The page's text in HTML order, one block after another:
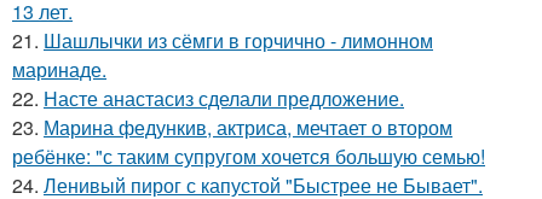
13 лет.
21. Шашлычки из сёмги в горчично - лимонном
маринаде.
22. Насте анастасиз сделали предложение.
23. Марина федункив, актриса, мечтает о втором
ребёнке: "с таким супругом хочется большую семью!
24. Ленивый пирог с капустой "Быстрее не Бывает".